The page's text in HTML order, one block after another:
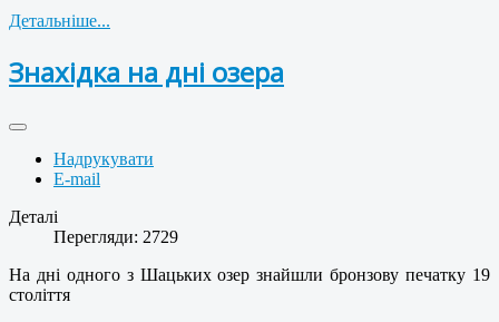
Детальніше...
Знахідка на дні озера
Надрукувати
E-mail
Деталі
Перегляди: 2729
На дні одного з Шацьких озер знайшли бронзову печатку 19
століття